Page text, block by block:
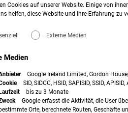
– Schwerpunkt
Regionalplanung
PV-Projekten sind viele Details zu
von PV-Projekten in
und der Bauleitplanung für
)Spielräume bei der Erstellung von B-
für PV Projekte in
Cookies auf unserer Website. Einige von
helfen, diese Website und Ihre Erfahrung zu
Externe Medien
Medien
Google Ireland Limited, Gordon
SID, SIDCC, HSID, SAPISID, SSID, APISID,
bis zu 3 Monate
Google erfasst die Aktivität, die User
Orte, berechnete Routen, Geschäfte